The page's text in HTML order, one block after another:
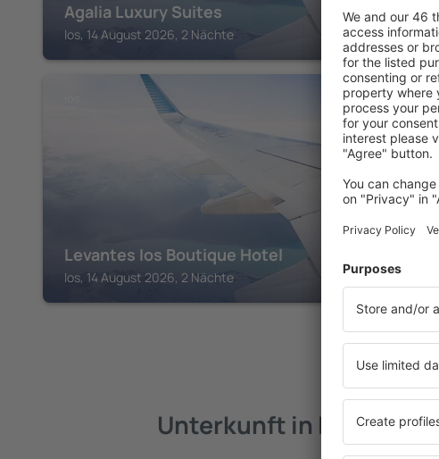
Agalia Luxury Suites
Ios, 14 August 2026, 2 Nächte
Levantes Ios Boutique Hotel
Ios, 14 August 2026, 2 Nächte
Unterkunft in Ios